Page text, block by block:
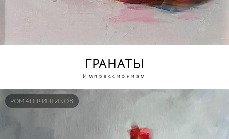
ГРАНАТЫ
Импрессионизм
РОМАН КИШИКОВ